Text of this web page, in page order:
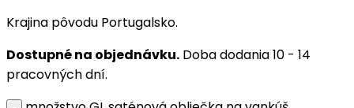
Krajina pôvodu Portugalsko.
Dostupné na objednávku. Doba dodania 10 - 14
pracovných dní.